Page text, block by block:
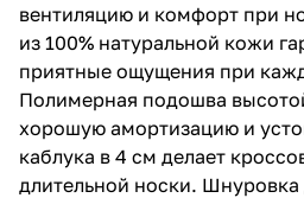
вентиляцию и комфорт при
из 100% натуральной кожи
приятные ощущения при
Полимерная подошва
хорошую амортизацию и
каблука в 4 см делает
длительной носки. Шнуровка